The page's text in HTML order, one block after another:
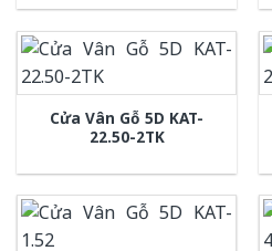
Cửa Vân Gỗ 5D KAT-
22.50-2TK